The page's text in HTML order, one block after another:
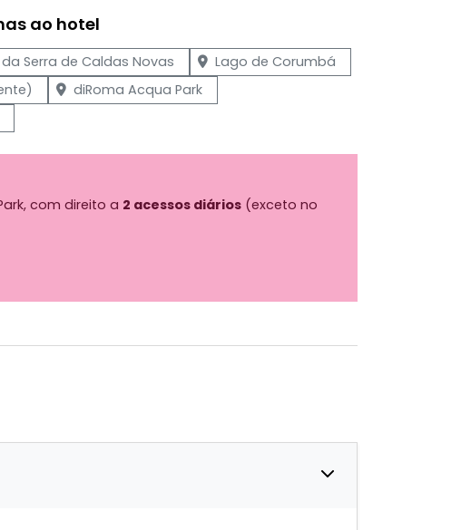
ao hotel
Serra de Caldas Novas
Lago de Corumbá
diRoma Acqua Park
com direito a 2 acessos diários (exceto no